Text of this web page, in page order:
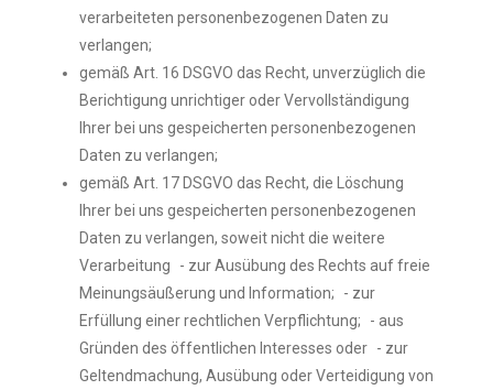
verarbeiteten personenbezogenen Daten zu
verlangen;
gemäß Art. 16 DSGVO das Recht, unverzüglich die
Berichtigung unrichtiger oder Vervollständigung
Ihrer bei uns gespeicherten personenbezogenen
Daten zu verlangen;
gemäß Art. 17 DSGVO das Recht, die Löschung
Ihrer bei uns gespeicherten personenbezogenen
Daten zu verlangen, soweit nicht die weitere
Verarbeitung - zur Ausübung des Rechts auf freie
Meinungsäußerung und Information; - zur
Erfüllung einer rechtlichen Verpflichtung; - aus
Gründen des öffentlichen Interesses oder - zur
Geltendmachung, Ausübung oder Verteidigung von